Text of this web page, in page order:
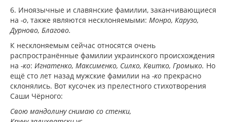
6. Иноязычные и славянские фамилии, заканчивающиеся
на -о, также являются несклоняемыми: Монро, Карузо,
Дурново, Благово.
К несклоняемым сейчас относятся очень
распространённые фамилии украинского происхождения
на -ко: Игнатенко, Максименко, Силко, Квитко, Громыко. Но
ещё сто лет назад мужские фамилии на -ко прекрасно
склонялись. Вот кусочек из прелестного стихотворения
Саши Чёрного:
Свою мандолину снимаю со стенки,